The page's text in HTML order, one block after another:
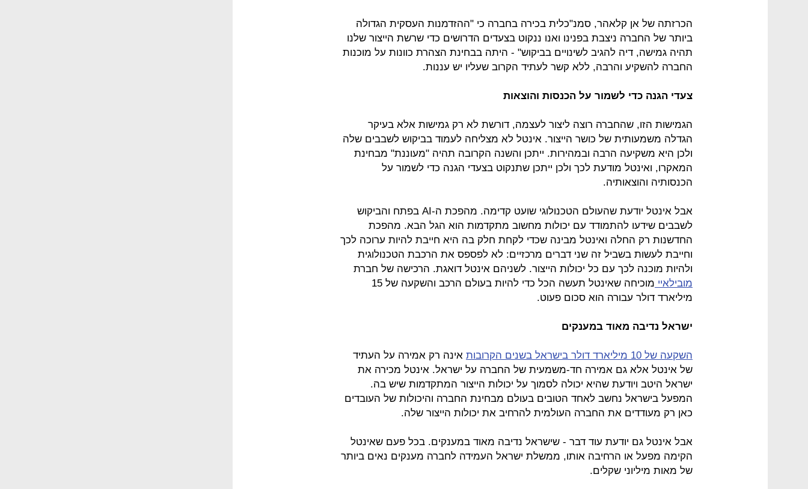
הכרזתה של אן קלאהר, סמנ"כלית בכירה בחברה כי "ההזדמנות העסקית הגדולה
ביותר של החברה ניצבת בפנינו ואנו ננקוט בצעדים הדרושים כדי שרשת הייצור שלנו
תהיה גמישה, דיה להגיב לשינויים בביקוש" - היתה בבחינת הצהרת כוונות על מוכנות
החברה להשקיע והרבה, ללא קשר לעתיד הקרוב שעליו יש עננות.
צעדי הגנה כדי לשמור על הכנסות והוצאות
הגמישות הזו, שהחברה רוצה ליצור לעצמה, דורשת לא רק גמישות אלא בעיקר
הגדלה משמעותית של כושר הייצור. אינטל לא מצליחה לעמוד בביקוש לשבבים שלה
ולכן היא משקיעה הרבה ובמהירות. ייתכן והשנה הקרובה תהיה "מעוננת" מבחינת
המאקרו, ואינטל מודעת לכך ולכן ייתכן שתנקוט בצעדי הגנה כדי לשמור על
הכנסותיה והוצאותיה.
אבל אינטל יודעת שהעולם הטכנולוגי שועט קדימה. מהפכת ה-AI בפתח והביקוש
לשבבים שידעו להתמודד עם יכולות מחשוב מתקדמות הוא הגל הבא. מהפכת
החדשנות רק החלה ואינטל מבינה שכדי לקחת חלק בה היא חייבת להיות ערוכה לכך
וחייבת לעשות בשביל זה שני דברים מרכזיים: לא לפספס את הרכבת הטכנולוגית
ולהיות מוכנה לכך עם כל יכולות הייצור. לשניהם אינטל דואגת. הרכישה של חברת
מובילאיי
מוכיחה שאינטל תעשה הכל כדי להיות בעולם הרכב והשקעה של 15
מיליארד דולר עבורה הוא סכום פעוט.
ישראל נדיבה מאוד במענקים
השקעה של 10 מיליארד דולר בישראל בשנים הקרובות
אינה רק אמירה על העתיד
של אינטל אלא גם אמירה חד-משמעית של החברה על ישראל. אינטל מכירה את
ישראל היטב ויודעת שהיא יכולה לסמוך על יכולות הייצור המתקדמות שיש בה.
המפעל בישראל נחשב לאחד הטובים בעולם מבחינת החברה והיכולות של העובדים
כאן רק מעודדים את החברה העולמית להרחיב את יכולות הייצור שלה.
אבל אינטל גם יודעת עוד דבר - שישראל נדיבה מאוד במענקים. בכל פעם שאינטל
הקימה מפעל או הרחיבה אותו, ממשלת ישראל העמידה לחברה מענקים נאים ביותר
של מאות מיליוני שקלים.